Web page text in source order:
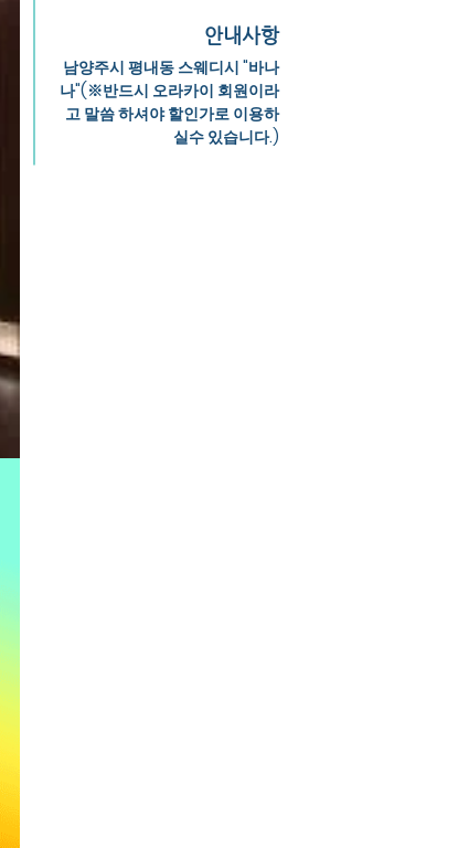
남양주시 평내동 스웨디시 "바나
나"(※반드시 오라카이 회원이라
고 말씀 하셔야 할인가로 이용하
실수 있습니다.)
안내사항